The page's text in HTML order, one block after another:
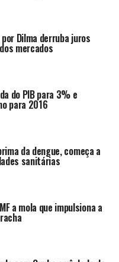
Dilma derruba juros
mercados
do PIB para 3% e
para 2016
da dengue, começa a
sanitárias
a mola que impulsiona a